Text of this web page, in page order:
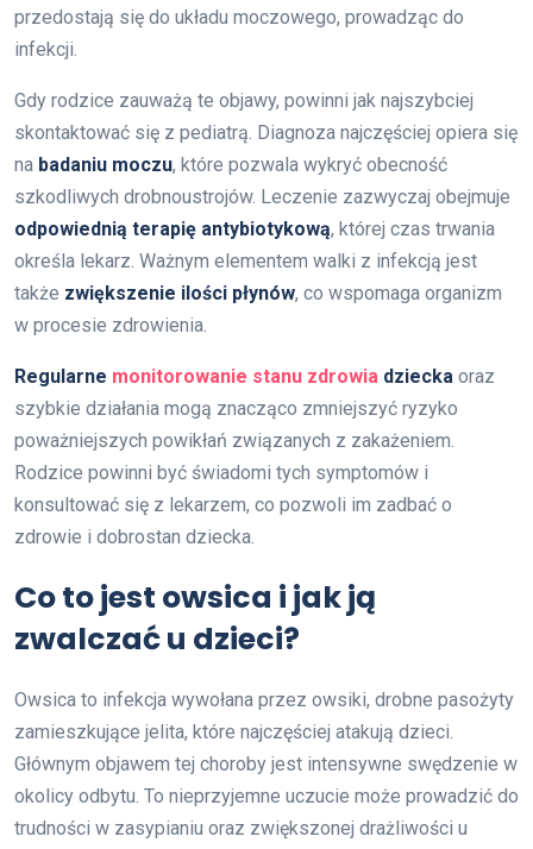
przedostają się do układu moczowego, prowadząc do
infekcji.
Gdy rodzice zauważą te objawy, powinni jak najszybciej
skontaktować się z pediatrą. Diagnoza najczęściej opiera się
na badaniu moczu, które pozwala wykryć obecność
szkodliwych drobnoustrojów. Leczenie zazwyczaj obejmuje
odpowiednią terapię antybiotykową, której czas trwania
określa lekarz. Ważnym elementem walki z infekcją jest
także zwiększenie ilości płynów, co wspomaga organizm
w procesie zdrowienia.
Regularne monitorowanie stanu zdrowia dziecka oraz
szybkie działania mogą znacząco zmniejszyć ryzyko
poważniejszych powikłań związanych z zakażeniem.
Rodzice powinni być świadomi tych symptomów i
konsultować się z lekarzem, co pozwoli im zadbać o
zdrowie i dobrostan dziecka.
Co to jest owsica i jak ją
zwalczać u dzieci?
Owsica to infekcja wywołana przez owsiki, drobne pasożyty
zamieszkujące jelita, które najczęściej atakują dzieci.
Głównym objawem tej choroby jest intensywne swędzenie w
okolicy odbytu. To nieprzyjemne uczucie może prowadzić do
trudności w zasypianiu oraz zwiększonej drażliwości u